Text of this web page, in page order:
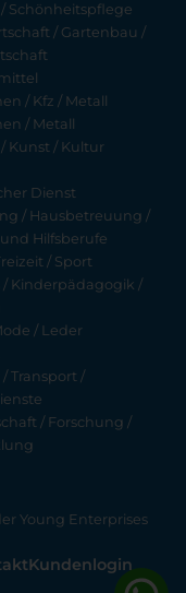
Schönheitspflege
/ Gartenbau /
/ Kfz / Metall
/ Metall
Kunst / Kultur
Dienst
/ Hausbetreuung /
Hilfsberufe
/ Sport
/ Kinderpädagogik /
/ Leder
Transport /
/ Forschung /
Young Enterprises
Kundenlogin